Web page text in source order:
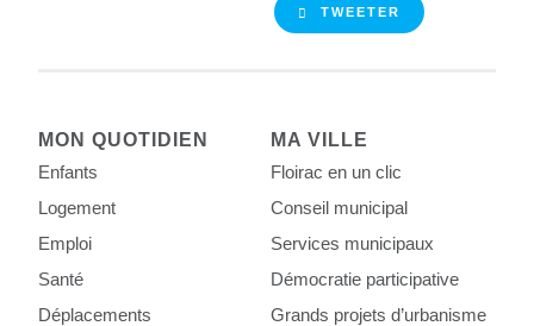
TWEETER
MON QUOTIDIEN
Enfants
Logement
Emploi
Santé
Déplacements
MA VILLE
Floirac en un clic
Conseil municipal
Services municipaux
Démocratie participative
Grands projets d’urbanisme